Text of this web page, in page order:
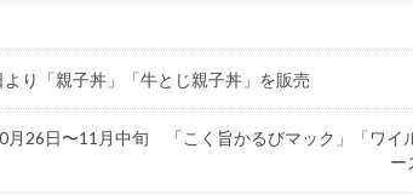
り「親子丼」「牛とじ親子丼」を販売
月26日〜11月中旬 「こく旨かるびマック」「ワイ
ー